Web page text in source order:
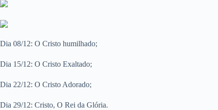
Dia 08/12: O Cristo humilhado;
Dia 15/12: O Cristo Exaltado;
Dia 22/12: O Cristo Adorado;
Dia 29/12: Cristo, O Rei da Glória.